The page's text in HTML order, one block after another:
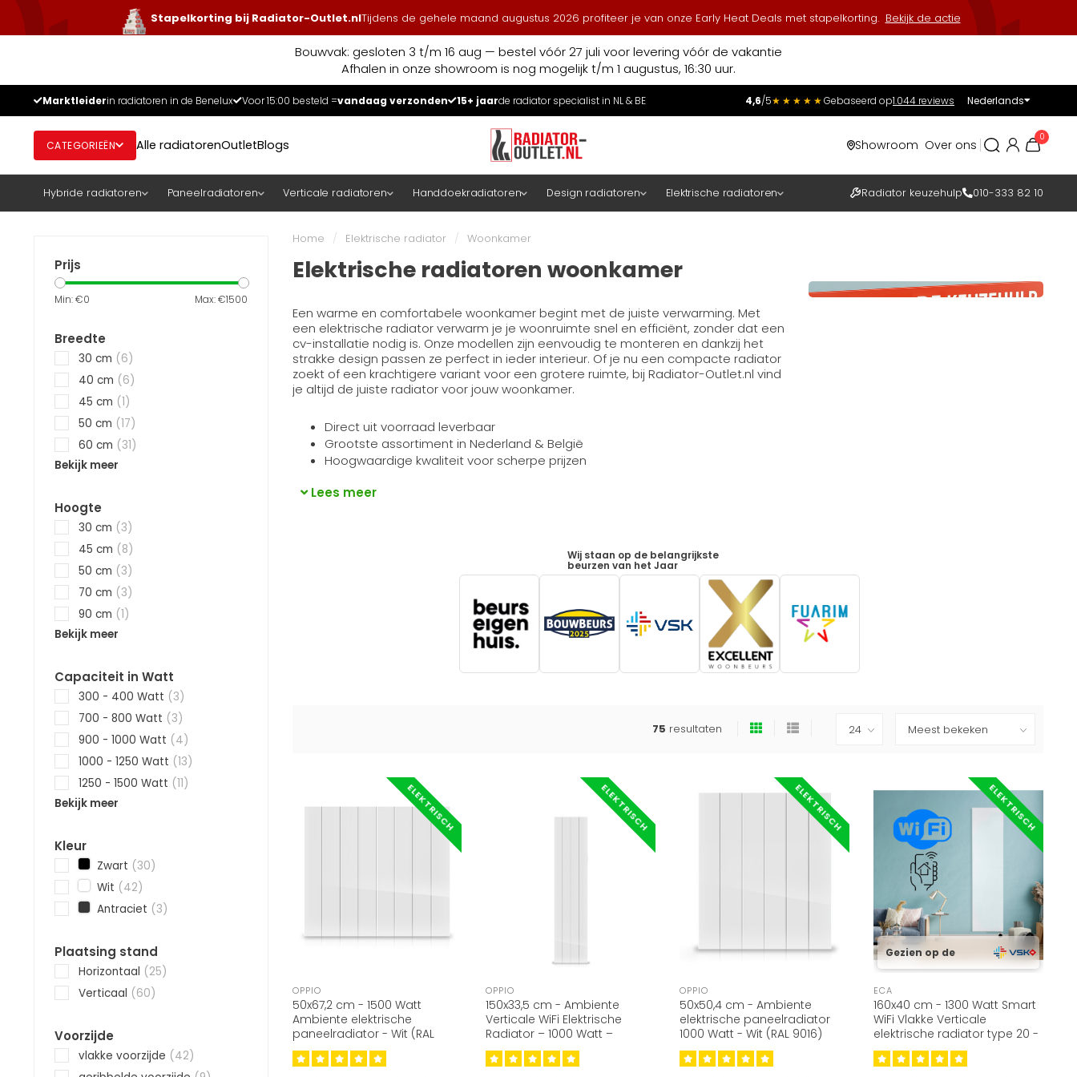
Stapelkorting bij Radiator-Outlet.nlTijdens de gehele maand augustus 2026 profiteer je van onze Early Heat Deals met stapelkorting. Bekijk de actie
Bouwvak: gesloten 3 t/m 16 aug — bestel vóór 27 juli voor levering vóór de vakantie
Afhalen in onze showroom is nog mogelijk t/m 1 augustus, 16:30 uur.
Marktleiderin radiatoren in de Benelux Voor 15:00 besteld =vandaag verzonden 15+ jaarde radiator specialist in NL & BE 4,6/5★★★★★Gebaseerd op1.044 reviews Nederlands
CATEGORIEËN Alle radiatorenOutletBlogs Showroom Over ons
0
Hybride radiatoren Paneelradiatoren Verticale radiatoren Handdoekradiatoren Design radiatoren Elektrische radiatoren Radiator keuzehulp 010-333 82 10
Prijs
Min: €0 Max: €1500
Breedte
30 cm (6)
40 cm (6)
45 cm (1)
50 cm (17)
60 cm (31)
Bekijk meer
Hoogte
30 cm (3)
45 cm (8)
50 cm (3)
70 cm (3)
90 cm (1)
Bekijk meer
Capaciteit in Watt
300 - 400 Watt (3)
700 - 800 Watt (3)
900 - 1000 Watt (4)
1000 - 1250 Watt (13)
1250 - 1500 Watt (11)
Bekijk meer
Kleur
Zwart (30)
Wit (42)
Antraciet (3)
Plaatsing stand
Horizontaal (25)
Verticaal (60)
Voorzijde
vlakke voorzijde (42)
Home / Elektrische radiator / Woonkamer
Elektrische radiatoren woonkamer
Een warme en comfortabele woonkamer begint met de juiste verwarming. Met
een elektrische radiator verwarm je je woonruimte snel en efficiënt, zonder dat een
cv-installatie nodig is. Onze modellen zijn eenvoudig te monteren en dankzij het
strakke design passen ze perfect in ieder interieur. Of je nu een compacte radiator
zoekt of een krachtigere variant voor een grotere ruimte, bij Radiator-Outlet.nl vind
je altijd de juiste radiator voor jouw woonkamer.
Direct uit voorraad leverbaar
Grootste assortiment in Nederland & België
Hoogwaardige kwaliteit voor scherpe prijzen
Lees meer
Wij staan op de belangrijkste
beurzen van het Jaar
75 resultaten
ELEKTRISCH
OPPIO
50x67,2 cm - 1500 Watt
Ambiente elektrische
paneelradiator - Wit (RAL
9016)
ELEKTRISCH
OPPIO
150x33,5 cm - Ambiente
Verticale WiFi Elektrische
Radiator – 1000 Watt –
Keramisch – RAL 9016 Wit
ELEKTRISCH
OPPIO
50x50,4 cm - Ambiente
elektrische paneelradiator
1000 Watt - Wit (RAL 9016)
ELEKTRISCH
Gezien op de
ECA
160x40 cm - 1300 Watt Smart
WiFi Vlakke Verticale
elektrische radiator type 20 -
Wit (RAL 9016)